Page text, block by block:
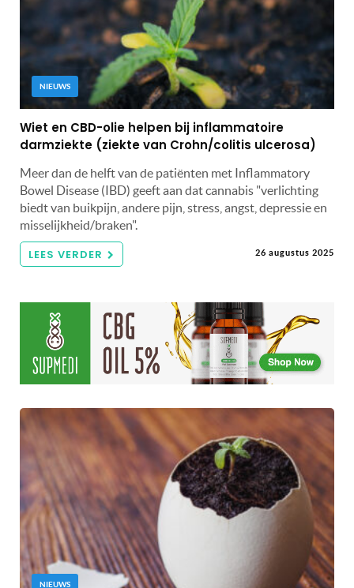
NIEUWS
Wiet en CBD-olie helpen bij inflammatoire
darmziekte (ziekte van Crohn/colitis ulcerosa)
Meer dan de helft van de patiënten met Inflammatory
Bowel Disease (IBD) geeft aan dat cannabis "verlichting
biedt van buikpijn, andere pijn, stress, angst, depressie en
misselijkheid/braken".
LEES VERDER 26 augustus 2025
NIEUWS